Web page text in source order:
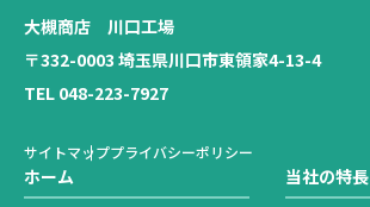
大槻商店 川口工場
〒332-0003 埼玉県川口市東領家4-13-4
TEL 048-223-7927
サイトマッププライバシーポリシー
ホーム 当社の特長